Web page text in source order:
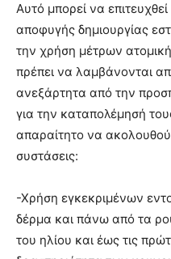
Αυτό μπορεί να
αποφυγής δημιουργίας
την χρήση μέτρων
πρέπει να λαμβάνονται
ανεξάρτητα από την
για την καταπολέμησή
απαραίτητο να
συστάσεις:
-Χρήση εγκεκριμένων
δέρμα και πάνω από τα
του ηλίου και έως τις